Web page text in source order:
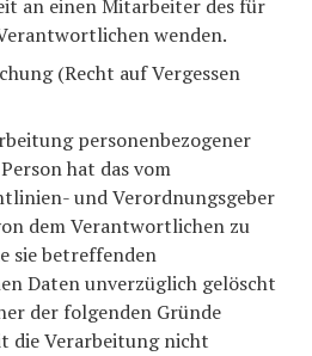
an einen Mitarbeiter des für
wenden.
(Recht auf Vergessen
personenbezogener
hat das vom
und Verordnungsgeber
dem Verantwortlichen zu
sie betreffenden
Daten unverzüglich gelöscht
der folgenden Gründe
die Verarbeitung nicht